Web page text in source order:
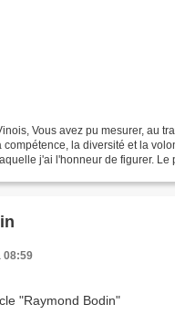
Vous avez pu mesurer, au
compétence, la diversité et la
j'ai l'honneur de figurer. Le
08:59